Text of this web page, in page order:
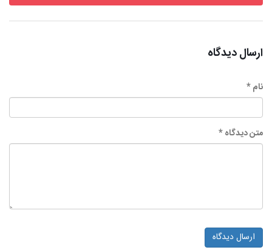
ارسال دیدگاه
نام *
متن دیدگاه *
ارسال دیدگاه